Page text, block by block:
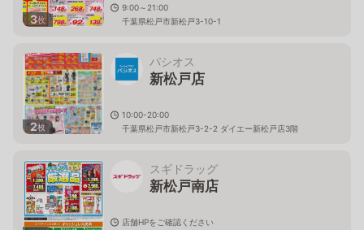
3枚
9:00～21:00
千葉県松戸市新松戸3-10-1
2枚
パシオス
新松戸店
10:00-20:00
千葉県松戸市新松戸3-2-2 ダイエー新松戸店3階
スギドラッグ
新松戸南店
店舗HPをご確認ください